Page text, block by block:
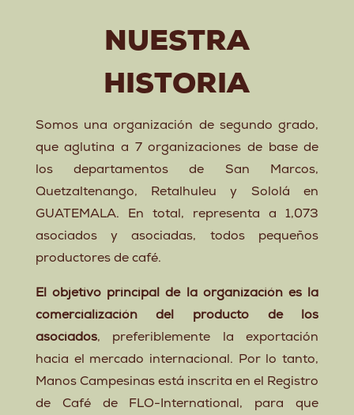
NUESTRA
HISTORIA
Somos una organización de segundo grado,
que aglutina a 7 organizaciones de base de
los departamentos de San Marcos,
Quetzaltenango, Retalhuleu y Sololá en
GUATEMALA. En total, representa a 1,073
asociados y asociadas, todos pequeños
productores de café.
El objetivo principal de la organización es la
comercialización del producto de los
asociados, preferiblemente la exportación
hacia el mercado internacional. Por lo tanto,
Manos Campesinas está inscrita en el Registro
de Café de FLO-International, para que